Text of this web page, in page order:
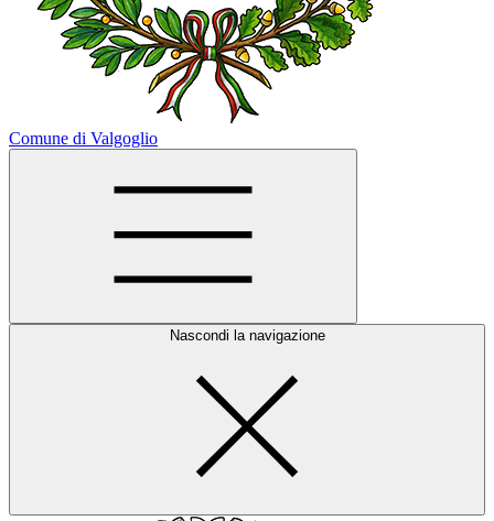
Comune di Valgoglio
Nascondi la navigazione